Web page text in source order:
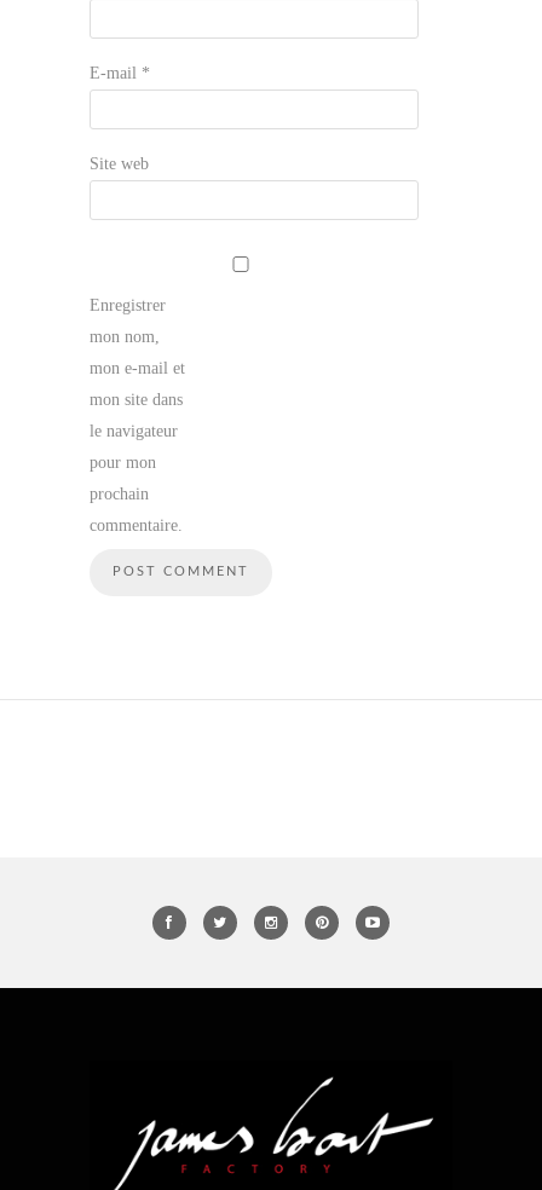
E-mail *
Site web
Enregistrer
mon nom,
mon e-mail et
mon site dans
le navigateur
pour mon
prochain
commentaire.